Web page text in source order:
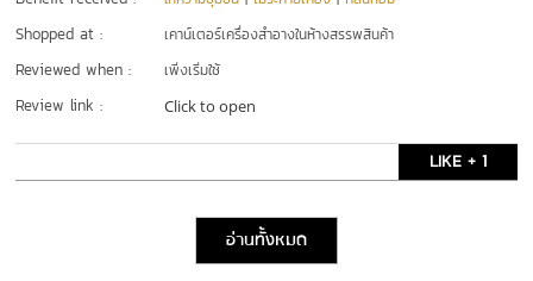
Shopped at : เคาน์เตอร์เครื่องสำอางในห้างสรรพสินค้า
Reviewed when : เพิ่งเริ่มใช้
Review link : Click to open
LIKE + 1
อ่านทั้งหมด